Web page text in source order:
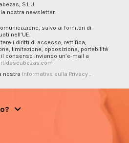
S.L.U.
nostra newsletter.
salvo ai fornitori di
nell’UE.
i diritti di accesso, rettifica,
limitazione, opposizione, portabilità
consenso inviando un’e-mail a
nostra Informativa sulla Privacy